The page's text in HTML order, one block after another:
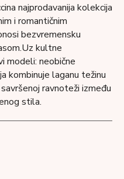
najprodavanija kolekcija
i romantičnim
bezvremensku
kultne
modeli: neobične
kombinuje laganu težinu
ravnoteži između
stila.